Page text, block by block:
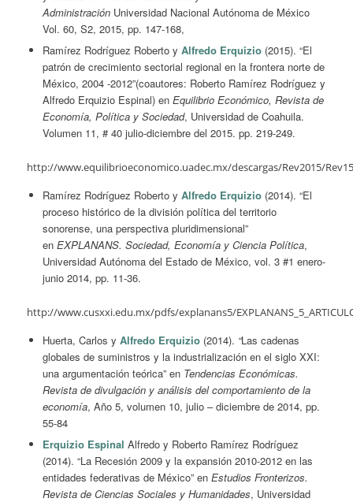
AdministraciónUniversidad Nacional Autónoma de México
Vol. 60, S2, 2015, pp. 147-168,
Ramírez Rodríguez Roberto y Alfredo Erquizio(2015). “El
patrón de crecimiento sectorial regional en la frontera norte de
México, 2004 -2012”(coautores: Roberto Ramírez Rodríguez y
Alfredo Erquizio Espinal) en Equilibrio Económico, Revista de
Economía, Política y Sociedad, Universidad de Coahuila.
Volumen 11, # 40 julio-diciembre del 2015. pp. 219-249.
http://www.equilibrioeconomico.uadec.mx/descargas/Rev2015/
Ramírez Rodríguez Roberto y Alfredo Erquizio(2014). “El
proceso histórico de la división política del territorio
sonorense, una perspectiva pluridimensional”
en EXPLANANS. Sociedad, Economía y Ciencia Política,
Universidad Autónoma del Estado de México, vol. 3 #1 enero-
junio 2014, pp. 11-36.
http://www.cusxxi.edu.mx/pdfs/explanans5/
Huerta, Carlos y Alfredo Erquizio(2014). “Las cadenas
globales de suministros y la industrialización en el siglo XXI:
una argumentación teórica” en Tendencias Económicas.
Revista de divulgación y análisis del comportamiento de la
economía, Año 5, volumen 10, julio – diciembre de 2014, pp.
55-84
Erquizio Espinal Alfredo y Roberto Ramírez Rodríguez
(2014). “La Recesión 2009 y la expansión 2010-2012 en las
entidades federativas de México” en Estudios Fronterizos.
Revista de Ciencias Sociales y Humanidades, Universidad